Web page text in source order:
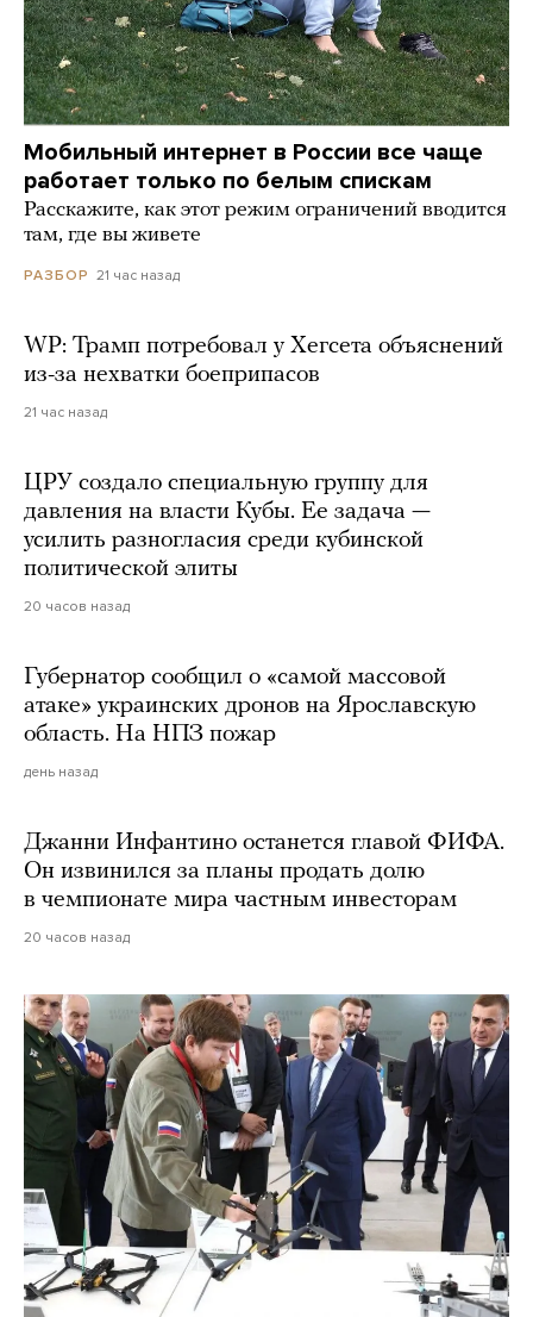
Мобильный интернет в России все чаще
работает только по белым спискам
Расскажите, как этот режим ограничений вводится
там, где вы живете
РАЗБОР 21 час назад
WP: Трамп потребовал у Хегсета объяснений
из-за нехватки боеприпасов
21 час назад
ЦРУ создало специальную группу для
давления на власти Кубы. Ее задача —
усилить разногласия среди кубинской
политической элиты
20 часов назад
Губернатор сообщил о «самой массовой
атаке» украинских дронов на Ярославскую
область. На НПЗ пожар
день назад
Джанни Инфантино останется главой ФИФА.
Он извинился за планы продать долю
в чемпионате мира частным инвесторам
20 часов назад